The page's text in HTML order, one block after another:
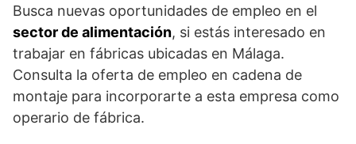
Busca nuevas oportunidades de empleo en el
sector de alimentación, si estás interesado en
trabajar en fábricas ubicadas en Málaga.
Consulta la oferta de empleo en cadena de
montaje para incorporarte a esta empresa como
operario de fábrica.